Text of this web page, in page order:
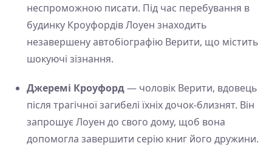
неспроможною писати. Під час перебування в
будинку Кроуфордів Лоуен знаходить
незавершену автобіографію Верити, що містить
шокуючі зізнання.
Джеремі Кроуфорд— чоловік Верити, вдовець
після трагічної загибелі їхніх дочок-близнят. Він
запрошує Лоуен до свого дому, щоб вона
допомогла завершити серію книг його дружини.